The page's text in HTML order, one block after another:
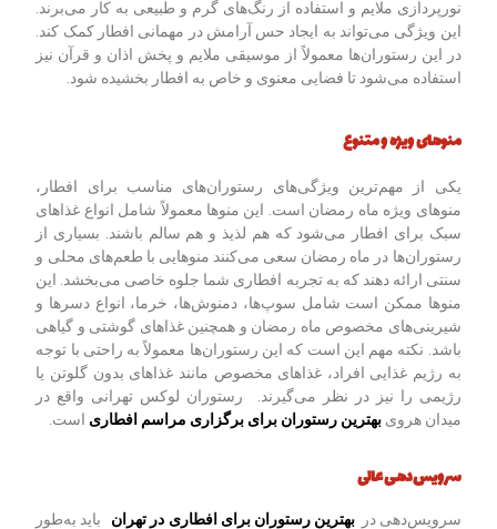
نورپردازی ملایم و استفاده از رنگ‌های گرم و طبیعی به کار می‌برند.
این ویژگی می‌تواند به ایجاد حس آرامش در مهمانی افطار کمک کند.
در این رستوران‌ها معمولاً از موسیقی ملایم و پخش اذان و قرآن نیز
استفاده می‌شود تا فضایی معنوی و خاص به افطار بخشیده شود.
منوهای ویژه و متنوع
یکی از مهم‌ترین ویژگی‌های رستوران‌های مناسب برای افطار،
منوهای ویژه ماه رمضان است. این منوها معمولاً شامل انواع غذاهای
سبک برای افطار می‌شود که هم لذیذ و هم سالم باشند. بسیاری از
رستوران‌ها در ماه رمضان سعی می‌کنند منوهایی با طعم‌های محلی و
سنتی ارائه دهند که به تجربه افطاری شما جلوه خاصی می‌بخشد. این
منوها ممکن است شامل سوپ‌ها، دمنوش‌ها، خرما، انواع دسرها و
شیرینی‌های مخصوص ماه رمضان و همچنین غذاهای گوشتی و گیاهی
باشد. نکته مهم این است که این رستوران‌ها معمولاً به راحتی با توجه
به رژیم غذایی افراد، غذاهای مخصوص مانند غذاهای بدون گلوتن یا
رژیمی را نیز در نظر می‌گیرند. رستوران لوکس تهرانی واقع در
میدان هرویبهترین رستوران برای برگزاری مراسم افطاری است.
سرویس‌دهی عالی
سرویس‌دهی دربهترین رستوران برای افطاری در تهران باید به‌طور